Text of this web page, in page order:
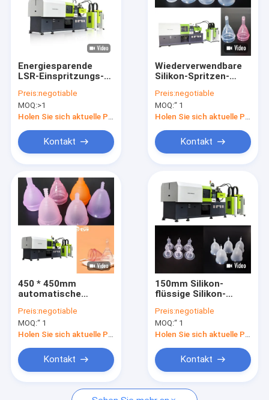
Produits
Über uns
Kontakt
flüssige Spritzenmaschine
Silikon-Spritzen-Maschine
Flüssiges Silikonkautschuk-Spritzen
Energiesparende
LSR-Einspritzungs-
Menstruationstasse/Einspritzungs-
Gestaltungsausrüstung
Preis:negotiable
MOQ:>1
Holen Sie sich aktuelle Preis
Kontakt
Wiederverwendbare
Silikon-Spritzen-
Spritzen-Maschine
der Monatszeitraum-
Schalen-3d
Preis:negotiable
MOQ:“ 1
Holen Sie sich aktuelle Preis
Kontakt
450 * 450mm
automatische
Zeitraum-Schalen-
hydraulische
Spritzgussmaschine
Preis:negotiable
MOQ:“ 1
Holen Sie sich aktuelle Preis
Kontakt
150mm Silikon-
flüssige Silikon-
schwere Lsr-
Formteil-Maschine
Preis:negotiable
MOQ:“ 1
Holen Sie sich aktuelle Preis
Kontakt